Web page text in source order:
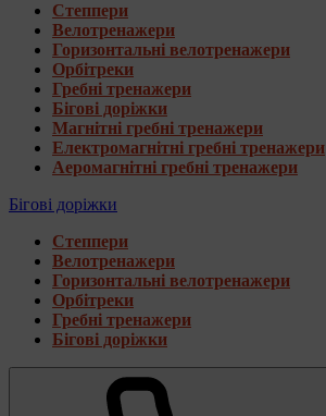
Степпери
Велотренажери
Горизонтальні велотренажери
Орбітреки
Гребні тренажери
Бігові доріжки
Магнітні гребні тренажери
Електромагнітні гребні тренажери
Аеромагнітні гребні тренажери
Бігові доріжки
Степпери
Велотренажери
Горизонтальні велотренажери
Орбітреки
Гребні тренажери
Бігові доріжки